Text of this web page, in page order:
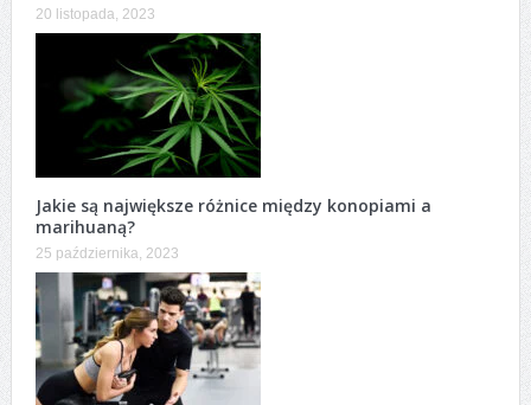
20 listopada, 2023
Jakie są największe różnice między konopiami a
marihuaną?
25 października, 2023